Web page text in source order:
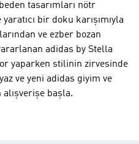
tasarımları nötr
bir doku karışımıyla
ve ezber bozan
adidas by Stella
yaparken stilinin zirvesinde
ve yeni adidas giyim ve
alışverişe başla.